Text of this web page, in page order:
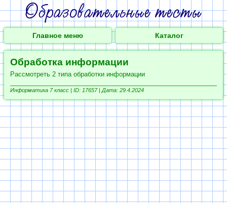
Главное меню Каталог
Обработка информации
Рассмотреть 2 типа обработки информации
Информатика 7 класс | ID: 17657 | Дата: 29.4.2024